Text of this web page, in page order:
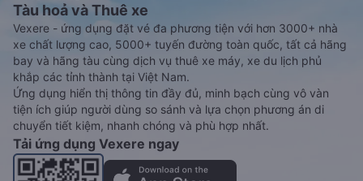
Tàu hoả và Thuê xe
Vexere - ứng dụng đặt vé đa phương tiện với hơn 3000+ nhà
xe chất lượng cao, 5000+ tuyến đường toàn quốc, tất cả hãng
bay và hãng tàu cùng dịch vụ thuê xe máy, xe du lịch phủ
khắp các tỉnh thành tại Việt Nam.
Ứng dụng hiển thị thông tin đầy đủ, minh bạch cùng vô vàn
tiện ích giúp người dùng so sánh và lựa chọn phương án di
chuyển tiết kiệm, nhanh chóng và phù hợp nhất.
Tải ứng dụng Vexere ngay